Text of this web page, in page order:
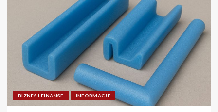
BIZNES I FINANSE INFORMACJE